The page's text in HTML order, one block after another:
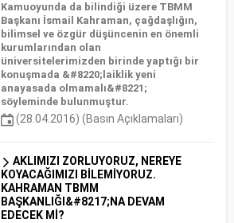
Kamuoyunda da bilindiği üzere TBMM
Başkanı İsmail Kahraman, çağdaşlığın,
bilimsel ve özgür düşüncenin en önemli
kurumlarından olan
üniversitelerimizden birinde yaptığı bir
konuşmada &#8220;laiklik yeni
anayasada olmamalı&#8221;
söyleminde bulunmuştur.
(28.04.2016) (Basın Açıklamaları)
AKLIMIZI ZORLUYORUZ, NEREYE
KOYACAĞIMIZI BİLEMİYORUZ.
KAHRAMAN TBMM
BAŞKANLIĞI&#8217;NA DEVAM
EDECEK Mİ?